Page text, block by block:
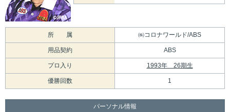
所 属 ㈱コロナワールド/ABS
用品契約 ABS
プロ入り 1993年 26期生
優勝回数 1
パーソナル情報